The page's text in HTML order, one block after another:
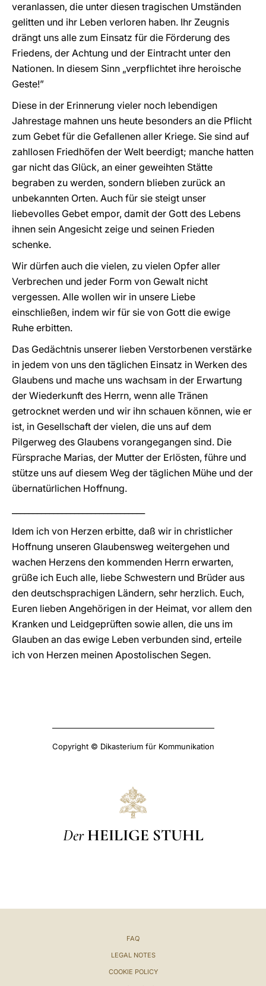
veranlassen, die unter diesen tragischen Umständen
gelitten und ihr Leben verloren haben. Ihr Zeugnis
drängt uns alle zum Einsatz für die Förderung des
Friedens, der Achtung und der Eintracht unter den
Nationen. In diesem Sinn „verpflichtet ihre heroische
Geste!”
Diese in der Erinnerung vieler noch lebendigen
Jahrestage mahnen uns heute besonders an die Pflicht
zum Gebet für die Gefallenen aller Kriege. Sie sind auf
zahllosen Friedhöfen der Welt beerdigt; manche hatten
gar nicht das Glück, an einer geweihten Stätte
begraben zu werden, sondern blieben zurück an
unbekannten Orten. Auch für sie steigt unser
liebevolles Gebet empor, damit der Gott des Lebens
ihnen sein Angesicht zeige und seinen Frieden
schenke.
Wir dürfen auch die vielen, zu vielen Opfer aller
Verbrechen und jeder Form von Gewalt nicht
vergessen. Alle wollen wir in unsere Liebe
einschließen, indem wir für sie von Gott die ewige
Ruhe erbitten.
Das Gedächtnis unserer lieben Verstorbenen verstärke
in jedem von uns den täglichen Einsatz in Werken des
Glaubens und mache uns wachsam in der Erwartung
der Wiederkunft des Herrn, wenn alle Tränen
getrocknet werden und wir ihn schauen können, wie er
ist, in Gesellschaft der vielen, die uns auf dem
Pilgerweg des Glaubens vorangegangen sind. Die
Fürsprache Marias, der Mutter der Erlösten, führe und
stütze uns auf diesem Weg der täglichen Mühe und der
übernatürlichen Hoffnung.
Idem ich von Herzen erbitte, daß wir in christlicher
Hoffnung unseren Glaubensweg weitergehen und
wachen Herzens den kommenden Herrn erwarten,
grüße ich Euch alle, liebe Schwestern und Brüder aus
den deutschsprachigen Ländern, sehr herzlich. Euch,
Euren lieben Angehörigen in der Heimat, vor allem den
Kranken und Leidgeprüften sowie allen, die uns im
Glauben an das ewige Leben verbunden sind, erteile
ich von Herzen meinen Apostolischen Segen.
Copyright © Dikasterium für Kommunikation
Der HEILIGE STUHL
FAQ
LEGAL NOTES
COOKIE POLICY